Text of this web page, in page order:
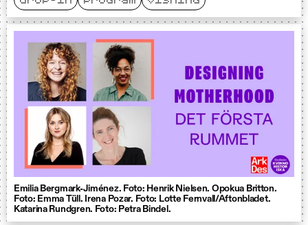
Emilia Bergmark-Jiménez. Foto: Henrik Nielsen. Opokua Britton.
Foto: Emma Tüll. Irena Pozar. Foto: Lotte Fernvall/Aftonbladet.
Katarina Rundgren. Foto: Petra Bindel.